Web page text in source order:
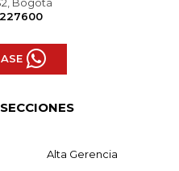
Alta Gerencia